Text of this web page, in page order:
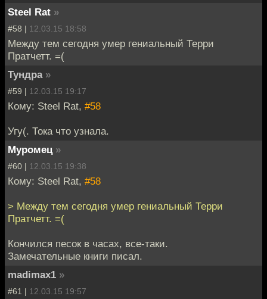
Steel Rat »
#58 | 12.03.15 18:58
Между тем сегодня умер гениальный Терри
Пратчетт. =(
Тундра »
#59 | 12.03.15 19:17
Кому: Steel Rat, #58
Угу(. Тока что узнала.
Муромец »
#60 | 12.03.15 19:38
Кому: Steel Rat, #58
> Между тем сегодня умер гениальный Терри
Пратчетт. =(
Кончился песок в часах, все-таки.
Замечательные книги писал.
madimax1 »
#61 | 12.03.15 19:57